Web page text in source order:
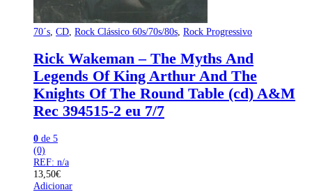
70´s CD Rock Clássico 60s/70s/80s Rock Progressivo
Rick Wakeman – The Myths And
Legends Of King Arthur And The
Knights Of The Round Table (cd) A&M
Rec 394515-2 eu 7/7
0 de 5
(0)
REF: n/a
13,50€
Adicionar